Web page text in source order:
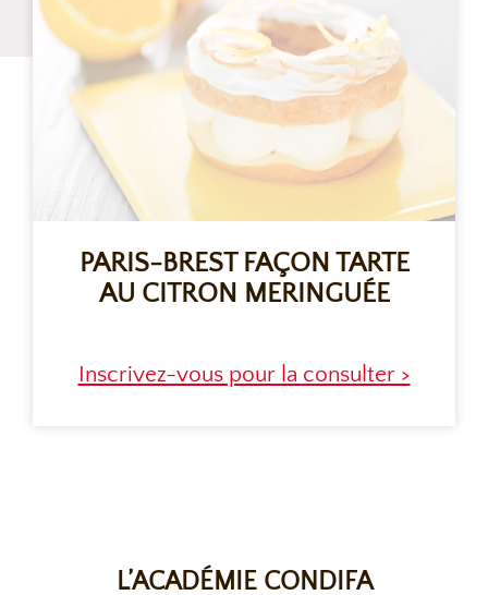
PARIS-BREST FAÇON TARTE
AU CITRON MERINGUÉE
Inscrivez-vous pour la consulter >
L’ACADÉMIE CONDIFA